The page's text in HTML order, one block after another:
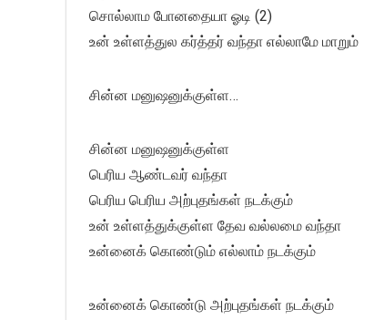
சொல்லாம போனதையா ஓடி (2)
உன் உள்ளத்துல கர்த்தர் வந்தா எல்லாமே மாறும்
சின்ன மனுஷனுக்குள்ள…
சின்ன மனுஷனுக்குள்ள
பெரிய ஆண்டவர் வந்தா
பெரிய பெரிய அற்புதங்கள் நடக்கும்
உன் உள்ளத்துக்குள்ள தேவ வல்லமை வந்தா
உன்னைக் கொண்டும் எல்லாம் நடக்கும்
உன்னைக் கொண்டு அற்புதங்கள் நடக்கும்